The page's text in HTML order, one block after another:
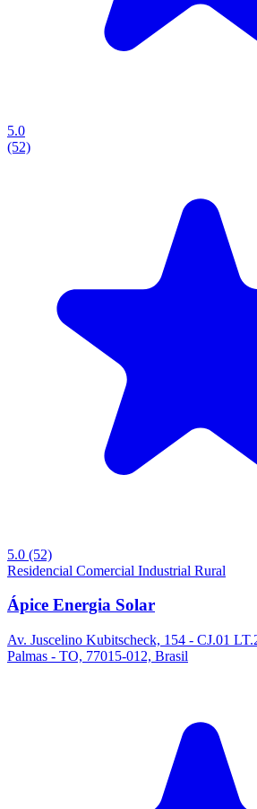
5.0
(52)
5.0 (52)
Residencial Comercial Industrial Rural
Ápice Energia Solar
Av. Juscelino Kubitscheck, 154 - CJ.01
Palmas - TO, 77015-012, Brasil